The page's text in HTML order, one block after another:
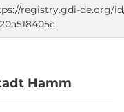
Hamm
registry.gdi-de.org/